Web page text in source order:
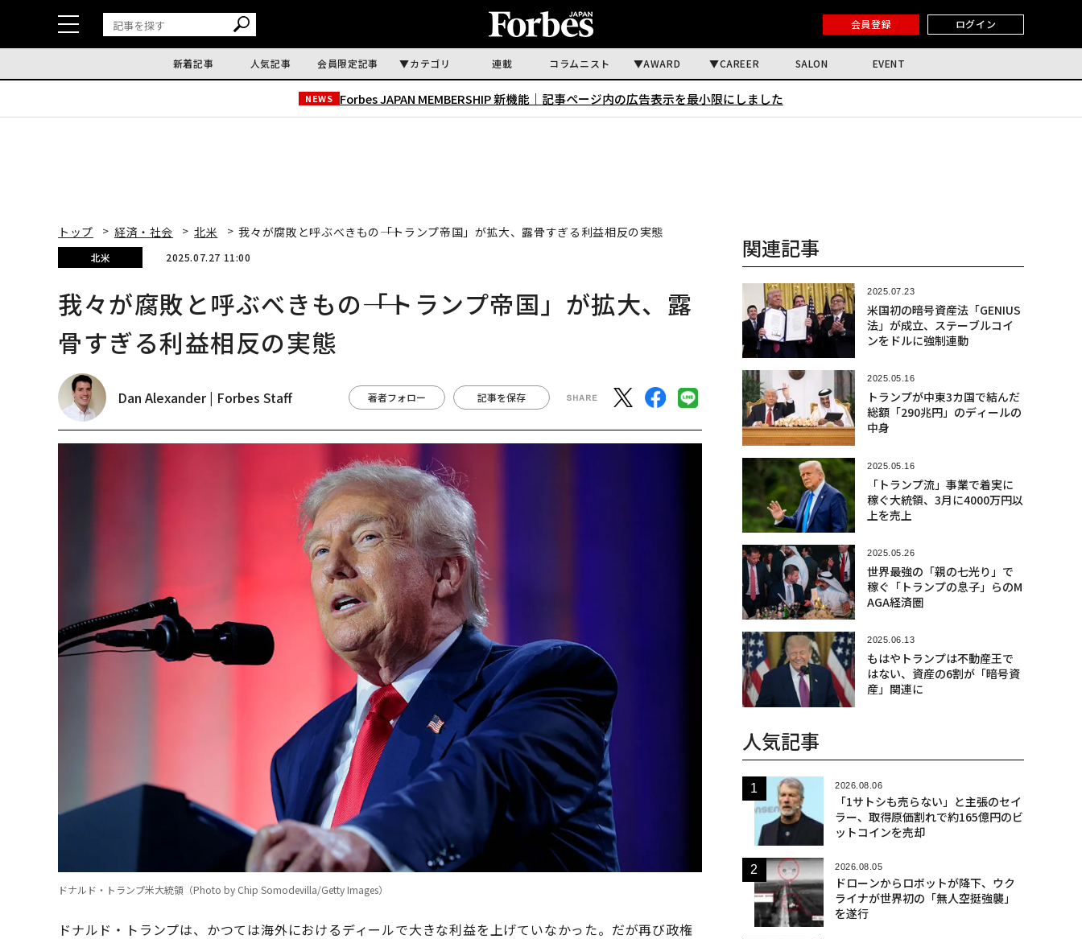
会員登録 ログイン
新着記事 人気記事 会員限定記事 カテゴリ 連載 コラムニスト AWARD CAREER SALON EVENT
NEWS Forbes JAPAN MEMBERSHIP 新機能｜ 記事ページ内の広告表示を最小限にしました
トップ 経済・社会 北米 我々が腐敗と呼ぶべきもの――「トランプ帝国」が拡大、露骨すぎる利益相反の実態
北米 2025.07.27 11:00
我々が腐敗と呼ぶべきもの――「トランプ帝国」が拡大、露
骨すぎる利益相反の実態
Dan Alexander | Forbes Staff 著者フォロー 記事を保存
ドナルド・トランプ米大統領（Photo by Chip Somodevilla/Getty Images）
ドナルド・トランプは、かつては海外におけるディールで大きな利益を上げていなかった。だが再び政権
関連記事
2025.07.23
米国初の暗号資産法「GENIUS
法」が成立、ステーブルコイ
ンをドルに強制連動
2025.05.16
トランプが中東3カ国で結んだ
総額「290兆円」のディールの
中身
2025.05.16
「トランプ流」事業で着実に
稼ぐ大統領、3月に4000万円以
上を売上
2025.05.26
世界最強の「親の七光り」で
稼ぐ「トランプの息子」らのM
AGA経済圏
2025.06.13
もはやトランプは不動産王で
はない、資産の6割が「暗号資
産」関連に
人気記事
2026.08.06
「1サトシも売らない」と主張のセイ
ラー、取得原価割れで約165億円のビ
ットコインを売却
2026.08.05
ドローンからロボットが降下、ウク
ライナが世界初の「無人空挺強襲」
を遂行